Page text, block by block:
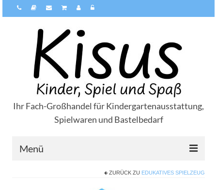
Ihr Fach-Großhandel für Kindergartenausstattung,
Spielwaren und Bastelbedarf
Menü
ZURÜCK ZU EDUKATIVES SPIELZEUG